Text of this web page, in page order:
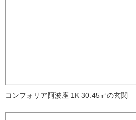
コンフォリア阿波座 1K 30.45㎡の玄関